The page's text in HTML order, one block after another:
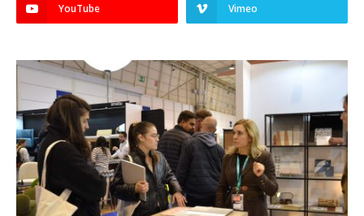
YouTube Vimeo